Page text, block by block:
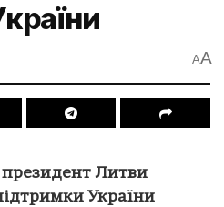
AA
президент Литви
України